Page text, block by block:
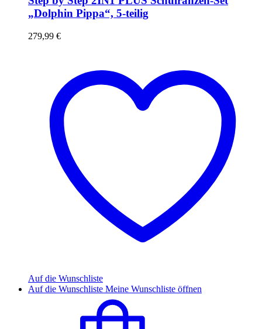
„Dolphin Pippa“, 5-teilig
279,99 €
Auf die Wunschliste
Auf die Wunschliste Meine Wunschliste öffnen